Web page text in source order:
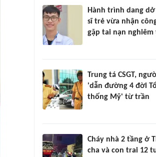
Hành trình dang dở
sĩ trẻ vừa nhận
gặp tai nạn nghiêm
Trung tá CSGT,
'dẫn đường 4 đời
thống Mỹ' từ trần
Cháy nhà 2 tầng ở
cha và con trai 12